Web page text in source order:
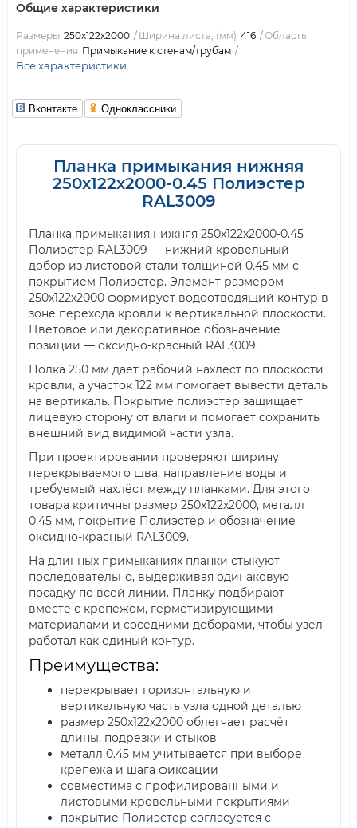
Общие характеристики
Размеры 250х122х2000 Ширина листа, (мм) 416
Область
применения Примыкание к стенам/трубам
Все характеристики
Вконтакте Одноклассники
Планка примыкания нижняя
250х122х2000-0.45 Полиэстер
RAL3009
Планка примыкания нижняя 250х122х2000-0.45
Полиэстер RAL3009 — нижний кровельный
добор из листовой стали толщиной 0.45 мм с
покрытием Полиэстер. Элемент размером
250х122х2000 формирует водоотводящий контур в
зоне перехода кровли к вертикальной плоскости.
Цветовое или декоративное обозначение
позиции — оксидно-красный RAL3009.
Полка 250 мм даёт рабочий нахлёст по плоскости
кровли, а участок 122 мм помогает вывести деталь
на вертикаль. Покрытие полиэстер защищает
лицевую сторону от влаги и помогает сохранить
внешний вид видимой части узла.
При проектировании проверяют ширину
перекрываемого шва, направление воды и
требуемый нахлёст между планками. Для этого
товара критичны размер 250х122х2000, металл
0.45 мм, покрытие Полиэстер и обозначение
оксидно-красный RAL3009.
На длинных примыканиях планки стыкуют
последовательно, выдерживая одинаковую
посадку по всей линии. Планку подбирают
вместе с крепежом, герметизирующими
материалами и соседними доборами, чтобы узел
работал как единый контур.
Преимущества:
перекрывает горизонтальную и
вертикальную часть узла одной деталью
размер 250х122х2000 облегчает расчёт
длины, подрезки и стыков
металл 0.45 мм учитывается при выборе
крепежа и шага фиксации
совместима с профилированными и
листовыми кровельными покрытиями
покрытие Полиэстер согласуется с